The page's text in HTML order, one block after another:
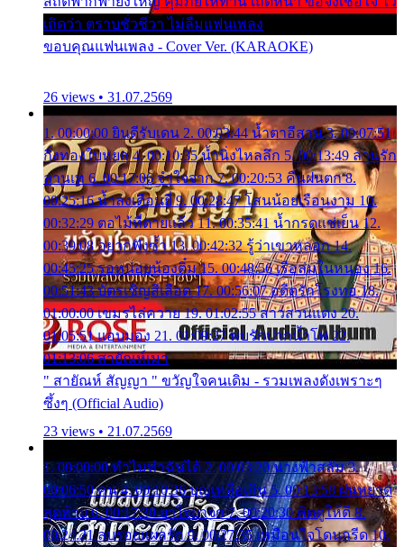
เถิดว่า ตราบชั่วชีวา ไม่ลืมแฟนเพลง
ขอบคุณแฟนเพลง - Cover Ver. (KARAOKE)
26 views • 31.07.2569
1. 00:00:00 ยินดีรับเดน 2. 00:03:44 น้ำตาอีสาน 3. 00:07:51
กิ่งทองใบหยก 4. 00:10:35 น้ำนิ่งไหลลึก 5. 00:13:49 ลานรัก
ลานเท 6. 00:17:06 จำใจจาก 7. 00:20:53 คืนฝนตก 8.
00:25:16 น้ำลงเดือนยี่ 9. 00:28:47 โสนน้อยเรือนงาม 10.
00:32:29 ตอไม้ที่ตายแล้ว 11. 00:35:41 น้ำกรดแช่เย็น 12.
00:39:08 อยากฟังซ้ำ 13. 00:42:32 รู้ว่าเขาหลอก 14.
00:45:25 รอหน่อยน้องติ๋ม 15. 00:48:56 เรือล่มในหนอง 16.
00:51:43 บัตรเชิญสีเลือด 17. 00:56:07 อดีตรักโรงทอ 18.
01:00:00 เขมรไล่ควาย 19. 01:02:55 สาวสวนแตง 20.
01:05:51 แอบมอง 21. 01:09:27 พบรักปากน้ำโพ 22.
01:13:06 สายัณห์เมา
" สายัณห์ สัญญา " ขวัญใจคนเดิม - รวมเพลงดังเพราะๆ
ซึ้งๆ (Official Audio)
23 views • 21.07.2569
1. 00:00:00 ทำไมทำฉันได้ 2. 00:03:20 นางฟ้าสลัม 3.
00:06:50 คน 4. 00:10:36 บุญเหลือเกิน 5. 00:13:58 ฝนหยาด
สุดท้าย 6. 00:17:30 ยาใจยาจก 7. 00:20:30 คิดดูให้ดี 8.
00:24:21 ลบรอยแผลรัก 9. 00:27:35 เหมือนใจโดนกรีด 10.